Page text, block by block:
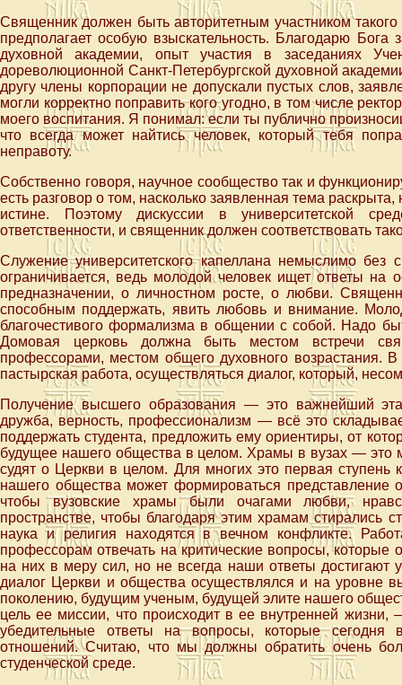
Священник должен быть авторитетным участником
предполагает особую взыскательность. Благодарю
духовной академии, опыт участия в заседаниях
дореволюционной Санкт-Петербургской духовной
другу члены корпорации не допускали пустых слов,
могли корректно поправить кого угодно, в том числе
моего воспитания. Я понимал: если ты публично
что всегда может найтись человек, который тебя
неправоту.
Собственно говоря, научное сообщество так и
есть разговор о том, насколько заявленная тема
истине. Поэтому дискуссии в университетской
ответственности, и священник должен соответствовать
Служение университетского капеллана немыслимо
ограничивается, ведь молодой человек ищет ответы
предназначении, о личностном росте, о любви.
способным поддержать, явить любовь и внимание.
благочестивого формализма в общении с собой. Надо
Домовая церковь должна быть местом встречи
профессорами, местом общего духовного возрастания.
пастырская работа, осуществляться диалог, который,
Получение высшего образования — это важнейший
дружба, верность, профессионализм — всё это
поддержать студента, предложить ему ориентиры, от
будущее нашего общества в целом. Храмы в вузах — это
судят о Церкви в целом. Для многих это первая ступень
нашего общества может формироваться
чтобы вузовские храмы были очагами любви,
пространстве, чтобы благодаря этим храмам стирались
наука и религия находятся в вечном конфликте.
профессорам отвечать на критические вопросы,
на них в меру сил, но не всегда наши ответы достигают
диалог Церкви и общества осуществлялся и на уровне
поколению, будущим ученым, будущей элите нашего
цель ее миссии, что происходит в ее внутренней
убедительные ответы на вопросы, которые сегодня
отношений. Считаю, что мы должны обратить очень
студенческой среде.